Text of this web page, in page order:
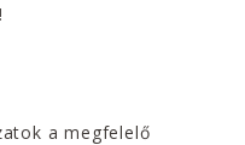
a megfelelő